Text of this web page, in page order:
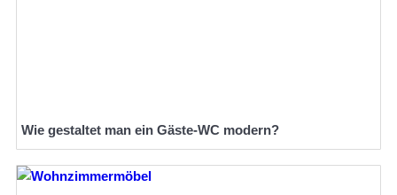
Wie gestaltet man ein Gäste-WC modern?